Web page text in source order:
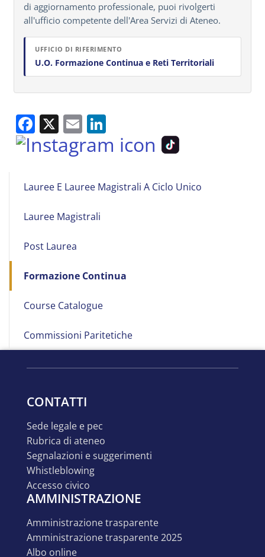
navigation
Lauree E Lauree Magistrali A Ciclo Unico
Lauree Magistrali
Post Laurea
Formazione Continua
Course Catalogue
Commissioni Paritetiche
di aggiornamento professionale, puoi rivolgerti
all'ufficio competente dell'Area Servizi di Ateneo.
UFFICIO DI RIFERIMENTO
U.O. Formazione Continua e Reti Territoriali
Facebook
X Email
CONTATTI
sede legale e pec
rubrica di ateneo
segnalazioni e suggerimenti
whistleblowing
accesso civico
AMMINISTRAZIONE
amministrazione trasparente
amministrazione trasparente 2025
albo online